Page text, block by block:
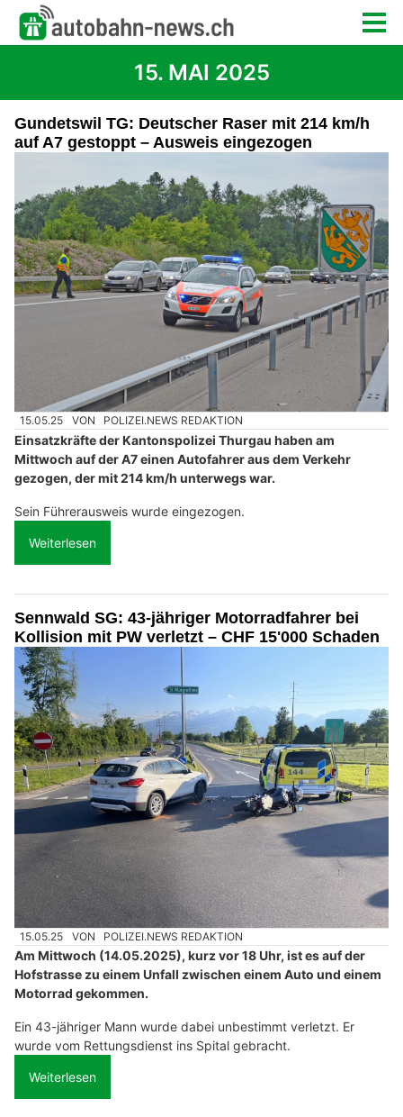
15. MAI 2025
Gundetswil TG: Deutscher Raser mit 214 km/h
auf A7 gestoppt – Ausweis eingezogen
15.05.25 VON POLIZEI.NEWS REDAKTION
Einsatzkräfte der Kantonspolizei Thurgau haben am
Mittwoch auf der A7 einen Autofahrer aus dem Verkehr
gezogen, der mit 214 km/h unterwegs war.
Sein Führerausweis wurde eingezogen.
Weiterlesen
Sennwald SG: 43-jähriger Motorradfahrer bei
Kollision mit PW verletzt – CHF 15'000 Schaden
15.05.25 VON POLIZEI.NEWS REDAKTION
Am Mittwoch (14.05.2025), kurz vor 18 Uhr, ist es auf der
Hofstrasse zu einem Unfall zwischen einem Auto und einem
Motorrad gekommen.
Ein 43-jähriger Mann wurde dabei unbestimmt verletzt. Er
wurde vom Rettungsdienst ins Spital gebracht.
Weiterlesen